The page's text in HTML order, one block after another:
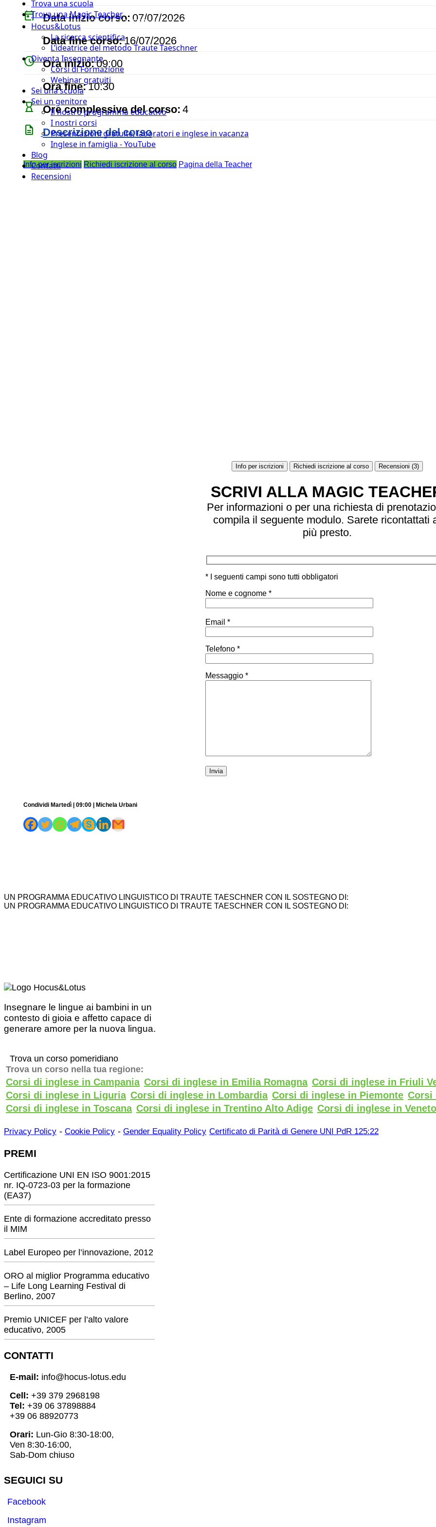
Trova una scuola
Trova una Magic Teacher
Hocus&Lotus
La ricerca scientifica
L’ideatrice del metodo Traute Taeschner
Diventa Insegnante
Corsi di Formazione
Webinar gratuiti
Sei una scuola
Sei un genitore
Il nostro programma educativo
I nostri corsi
Presentazioni gratuite, laboratori e inglese in vacanza
Inglese in famiglia - YouTube
Blog
Contatti
Recensioni
today Data inizio corso: 07/07/2026
Data fine corso:16/07/2026
watch_later Ora inizio:09:00
timer Ora fine:10:30
hourglass_empty Ore complessive del corso: 4
description Descrizione del corso
Info per iscrizioni Richiedi iscrizione al corso Pagina della Teacher
Info per iscrizioni Richiedi iscrizione al corso Recensioni (3)
SCRIVI ALLA MAGIC
Per informazioni o per una richiesta di
compila il seguente modulo. Sarete ricontattati
più presto.
* I seguenti campi sono tutti obbligatori
Nome e cognome *
Email *
Telefono *
Messaggio *
Condividi Martedì | 09:00 | Michela Urbani
UN PROGRAMMA EDUCATIVO LINGUISTICO DI TRAUTE TAESCHNER CON IL SOSTEGNO DI:
UN PROGRAMMA EDUCATIVO LINGUISTICO DI TRAUTE TAESCHNER CON IL SOSTEGNO DI:
Insegnare le lingue ai bambini in un
contesto di gioia e affetto capace di
generare amore per la nuova lingua.
Trova un corso pomeridiano
Trova un corso nella tua regione:
Corsi di inglese in Campania Corsi di inglese in Emilia Romagna Corsi di inglese in Friuli
Corsi di inglese in Liguria Corsi di inglese in Lombardia Corsi di inglese in Piemonte Corsi
Corsi di inglese in Toscana Corsi di inglese in Trentino Alto Adige Corsi di inglese in Veneto
Privacy Policy - Cookie Policy - Gender Equality Policy Certificato di Parità di Genere UNI PdR 125:22
PREMI
Certificazione UNI EN ISO 9001:2015
nr. IQ-0723-03 per la formazione
(EA37)
Ente di formazione accreditato presso
il MIM
Label Europeo per l’innovazione, 2012
ORO al miglior Programma educativo
– Life Long Learning Festival di
Berlino, 2007
Premio UNICEF per l’alto valore
educativo, 2005
CONTATTI
E-mail: info@hocus-lotus.edu
Cell: +39 379 2968198
Tel: +39 06 37898884
+39 06 88920773
Orari: Lun-Gio 8:30-18:00,
Ven 8:30-16:00,
Sab-Dom chiuso
SEGUICI SU
Facebook
Instagram